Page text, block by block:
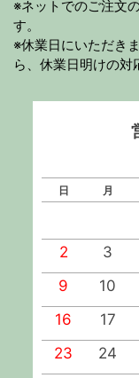
※ネットでのご注文
す。
※休業日にいただき
ら、休業日明けの対
日 月
2
3
9
10
16
17
23
24